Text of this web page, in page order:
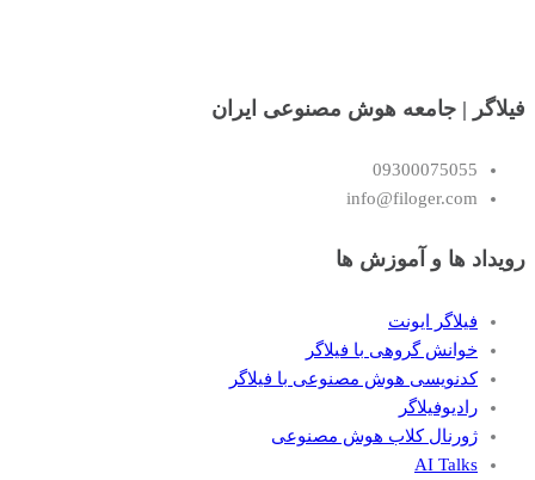
فیلاگر | جامعه هوش مصنوعی ایران
09300075055
info@filoger.com
رویداد ها و آموزش ها
فیلاگر ایونت
خوانش گروهی با فیلاگر
کدنویسی هوش مصنوعی با فیلاگر
رادیوفیلاگر
ژورنال کلاب هوش مصنوعی
AI Talks